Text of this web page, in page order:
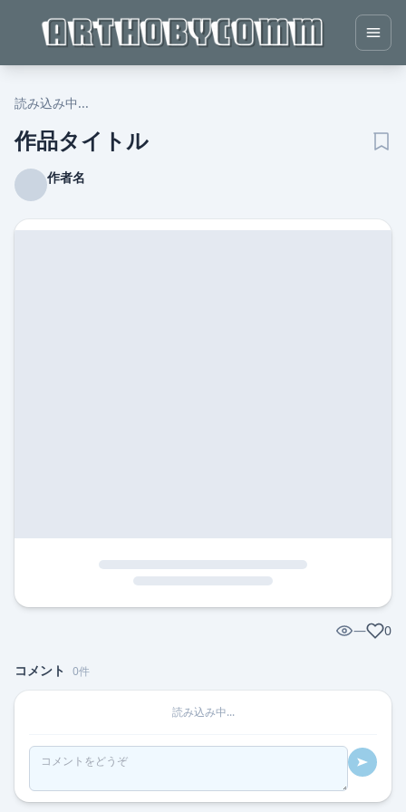
読み込み中...
作品タイトル
作者名
— 0
コメント 0件
読み込み中...